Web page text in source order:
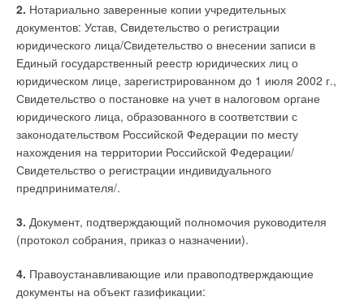
2. Нотариально заверенные копии учредительных
документов: Устав, Свидетельство о регистрации
юридического лица/Свидетельство о внесении записи в
Единый государственный реестр юридических лиц о
юридическом лице, зарегистрированном до 1 июля 2002 г.,
Свидетельство о постановке на учет в налоговом органе
юридического лица, образованного в соответствии с
законодательством Российской Федерации по месту
нахождения на территории Российской Федерации/
Свидетельство о регистрации индивидуального
предпринимателя/.
3. Документ, подтверждающий полномочия руководителя
(протокол собрания, приказ о назначении).
4. Правоустанавливающие или правоподтверждающие
документы на объект газификации: